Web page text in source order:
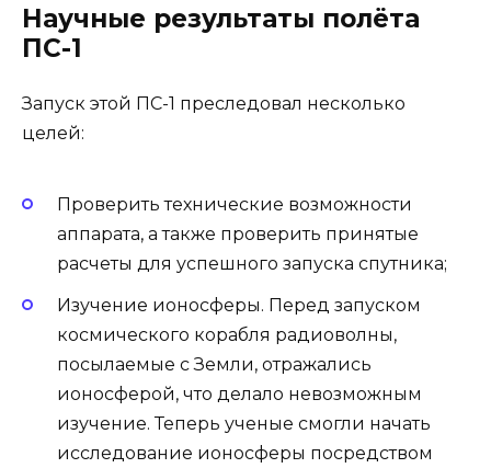
Научные результаты полёта
ПС-1
Запуск этой ПС-1 преследовал несколько
целей:
Проверить технические возможности
аппарата, а также проверить принятые
расчеты для успешного запуска спутника;
Изучение ионосферы. Перед запуском
космического корабля радиоволны,
посылаемые с Земли, отражались
ионосферой, что делало невозможным
изучение. Теперь ученые смогли начать
исследование ионосферы посредством